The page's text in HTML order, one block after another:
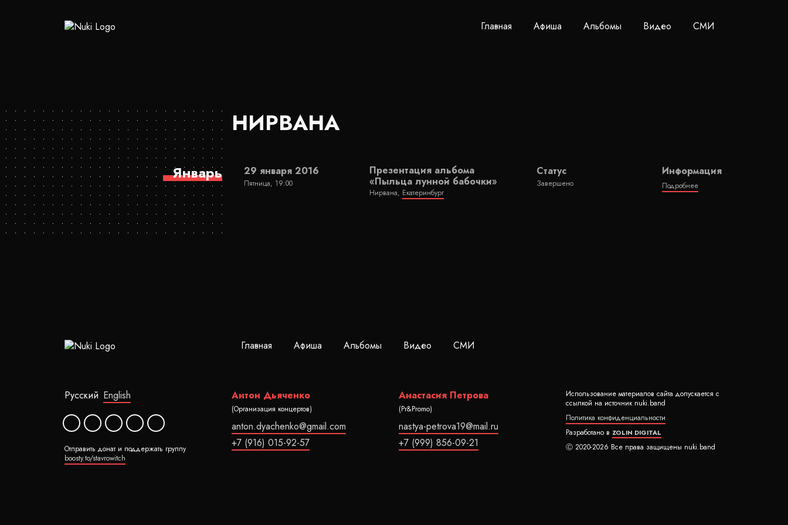
Главная Афиша Альбомы Видео СМИ
НИРВАНА
Январь 29 января 2016
Пятница, 19:00
Презентация альбома
«Пыльца лунной бабочки»
Нирвана, Екатеринбург
Статус
Завершено
Информация
Подробнее
Главная Афиша Альбомы Видео СМИ
Русский English
Отправить донат и поддержать группу
boosty.to/stavrowitch
Антон Дьяченко
(Организация концертов)
anton.dyachenko@gmail.com
+7 (916) 015-92-57
Анастасия Петрова
(Pr&Promo)
nastya-petrova19@mail.ru
+7 (999) 856-09-21
Использование материалов сайта допускается с
ссылкой на источник nuki.band
Политика конфиденциальности
Разработано в ZOLIN DIGITAL
Ⓒ 2020-2026 Все права защищены nuki.band